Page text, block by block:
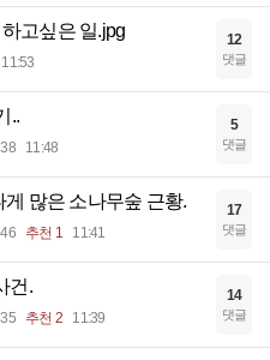
고싶은 일.jpg
11:53
12
댓글
..
11:48
5
댓글
많은 소나무숲 근황.
추천 1 11:41
17
댓글
건.
추천 2 11:39
14
댓글